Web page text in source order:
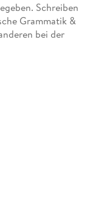
Schreiben
Grammatik &
bei der